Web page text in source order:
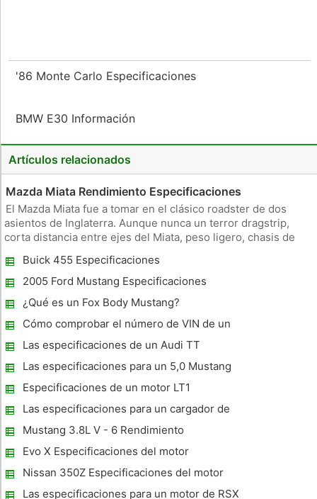
'86 Monte Carlo Especificaciones
BMW E30 Información
Artículos relacionados
Mazda Miata Rendimiento Especificaciones
El Mazda Miata fue a tomar en el clásico roadster de dos
asientos de Inglaterra. Aunque nunca un terror dragstrip,
corta distancia entre ejes del Miata, peso ligero, chasis de
carencia de energía. Poder Primera generación (1989 a 1997)
Miata
Buick 455 Especificaciones
2005 Ford Mustang Especificaciones
¿Qué es un Fox Body Mustang?
Cómo comprobar el número de VIN de un
Corvette 1971
Las especificaciones de un Audi TT
vehículo
Las especificaciones para un 5,0 Mustang
Especificaciones de un motor LT1
Las especificaciones para un cargador de
1990 Dodge Ram
Mustang 3.8L V - 6 Rendimiento
Evo X Especificaciones del motor
Nissan 350Z Especificaciones del motor
Las especificaciones para un motor de RSX